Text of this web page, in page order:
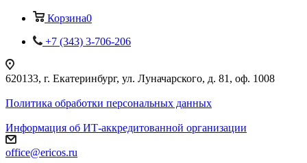
Корзина0
+7 (343) 3-706-206
620133, г. Екатеринбург, ул. Луначарского, д. 81, оф. 1008
Политика обработки персональных данных
Информация об ИТ-аккредитованной организации
office@ericos.ru